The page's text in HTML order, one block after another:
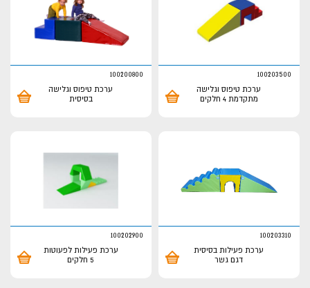
100203500
ערכת טיפוס וגלישה
מתקדמת 4 חלקים
100200800
ערכת טיפוס וגלישה
בסיסית
100203310
ערכת פעילות בסיסית
דגם גשר
100202900
ערכת פעילות לפעוטות
5 חלקים